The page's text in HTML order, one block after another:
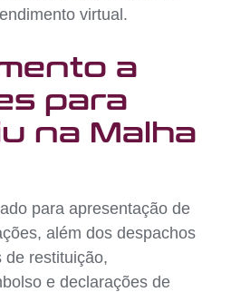
virtual.
a
para
na Malha
para apresentação de
além dos despachos
de restituição,
e declarações de